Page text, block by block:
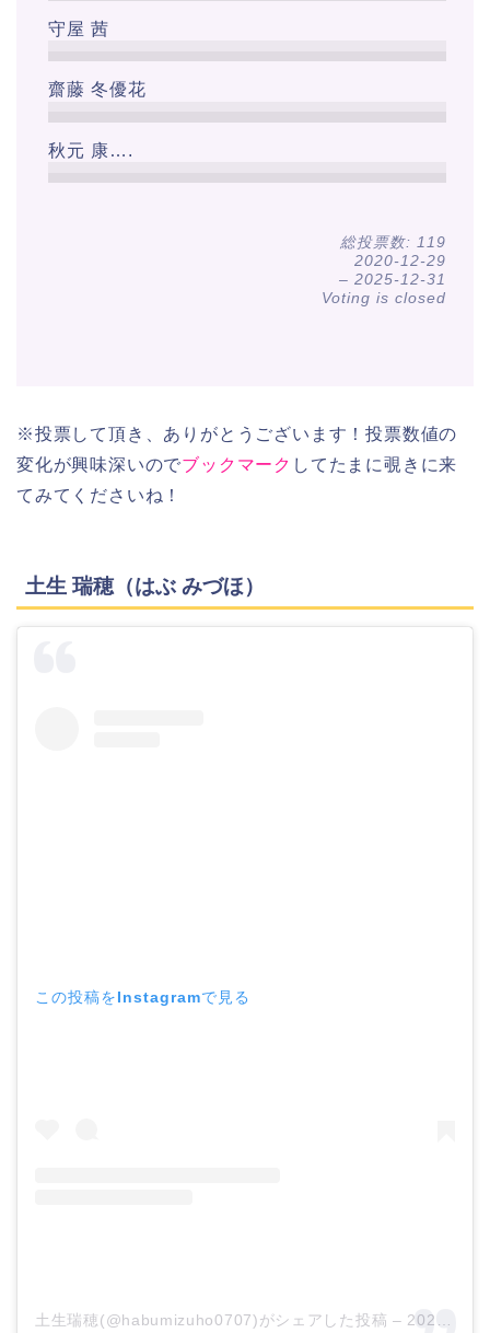
守屋 茜
齋藤 冬優花
秋元 康….
総投票数: 119
2020-12-29
– 2025-12-31
Voting is closed
※投票して頂き、ありがとうございます！投票数値の
変化が興味深いのでブックマーク してたまに覗きに来
てみてくださいね！
土生 瑞穂（はぶ みづほ）
この投稿をInstagramで見る
土生瑞穂(@habumizuho0707)がシェアした投稿 – 2020年 9月月5日午前7時27分PDT